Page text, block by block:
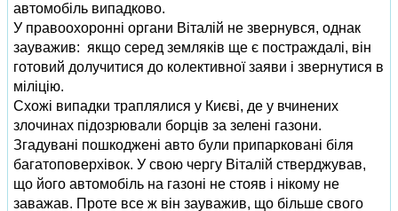
автомобіль випадково.
У правоохоронні органи Віталій не звернувся, однак
зауважив: якщо серед земляків ще є постраждалі, він
готовий долучитися до колективної заяви і звернутися в
міліцію.
Схожі випадки траплялися у Києві, де у вчинених
злочинах підозрювали борців за зелені газони.
Згадувані пошкоджені авто були припарковані біля
багатоповерхівок. У свою чергу Віталій стверджував,
що його автомобіль на газоні не стояв і нікому не
заважав. Проте все ж він зауважив, що більше свого